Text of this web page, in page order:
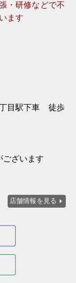
・研修などで不
ます
丁目駅下車 徒歩
ございます
店舗情報を見る